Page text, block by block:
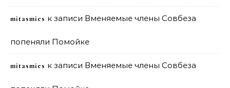
mitasmies к записи Вменяемые члены Совбеза
попеняли Помойке
mitasmies к записи Вменяемые члены Совбеза